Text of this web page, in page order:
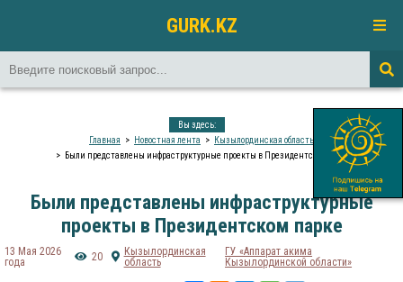
GURK.KZ
Вы здесь:
Главная
Новостная лента
Кызылординская область
Были представлены инфраструктурные проекты в Президентском парке
Были представлены инфраструктурные
проекты в Президентском парке
13 Мая 2026
года
20
Кызылординская
область
ГУ «Аппарат акима
Кызылординской области»